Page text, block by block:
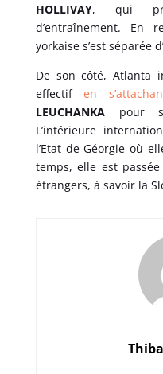
HOLLIVAY, qui
d’entraînement. En
yorkaise s’est séparée d’
De son côté, Atlanta
effectifen
LEUCHANKApour
L’intérieure
l’Etat de Géorgie où
temps, elle est
étrangers, à savoir la